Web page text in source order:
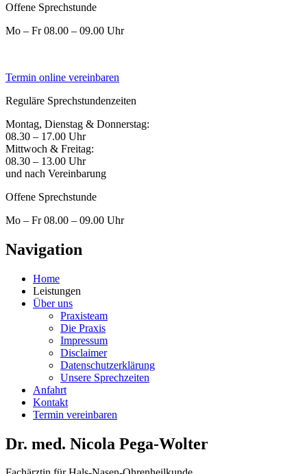
Offene Sprechstunde
Mo – Fr 08.00 – 09.00 Uhr
Termin online vereinbaren
Reguläre Sprechstundenzeiten
Montag, Dienstag & Donnerstag:
08.30 – 17.00 Uhr
Mittwoch & Freitag:
08.30 – 13.00 Uhr
und nach Vereinbarung
Offene Sprechstunde
Mo – Fr 08.00 – 09.00 Uhr
Navigation
Home
Leistungen
Über uns
Praxisteam
Die Praxis
Impressum
Disclaimer
Datenschutzerklärung
Unsere Sprechzeiten
Anfahrt
Kontakt
Termin vereinbaren
Dr. med. Nicola Pega-Wolter